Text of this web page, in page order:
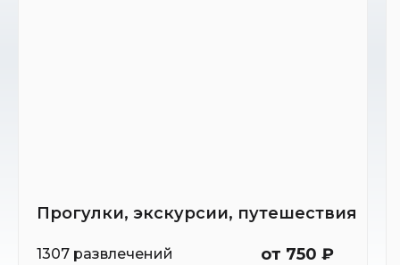
Прогулки, экскурсии, путешествия
1307 развлечений от 750 ₽